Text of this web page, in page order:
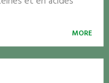
MORE